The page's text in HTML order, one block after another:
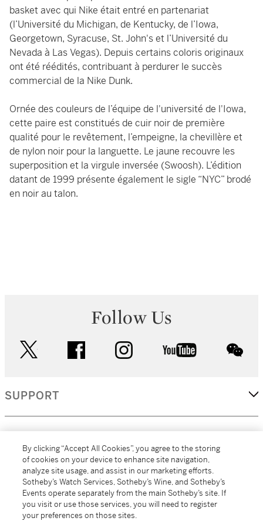
basket avec qui Nike était entré en partenariat
(l’Université du Michigan, de Kentucky, de l’Iowa,
Georgetown, Syracuse, St. John's et l’Université du
Nevada à Las Vegas). Depuis certains coloris originaux
ont été réédités, contribuant à perdurer le succès
commercial de la Nike Dunk.
Ornée des couleurs de l’équipe de l'université de l'Iowa,
cette paire est constitués de cuir noir de première
qualité pour le revêtement, l’empeigne, la chevillère et
de nylon noir pour la languette. Le jaune recouvre les
superposition et la virgule inversée (Swoosh). L’édition
datant de 1999 présente également le sigle “NYC” brodé
en noir au talon.
Follow Us
facebook instagram youtube
SUPPORT
MORE...
By clicking “Accept All Cookies”, you agree to the storing
of cookies on your device to enhance site navigation,
analyze site usage, and assist in our marketing efforts.
Sotheby’s Watch Services, Sotheby’s Wine, and Sotheby’s
Events operate separately from the main Sotheby’s site. If
you visit or use those services, you will need to register
your preferences on those sites.